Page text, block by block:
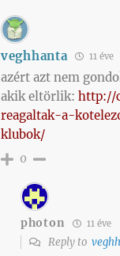
veghhanta 11 éve
azért azt nem
akik eltörlik: http://
reagaltak-a-
klubok/
0
photon 11 éve
Reply to